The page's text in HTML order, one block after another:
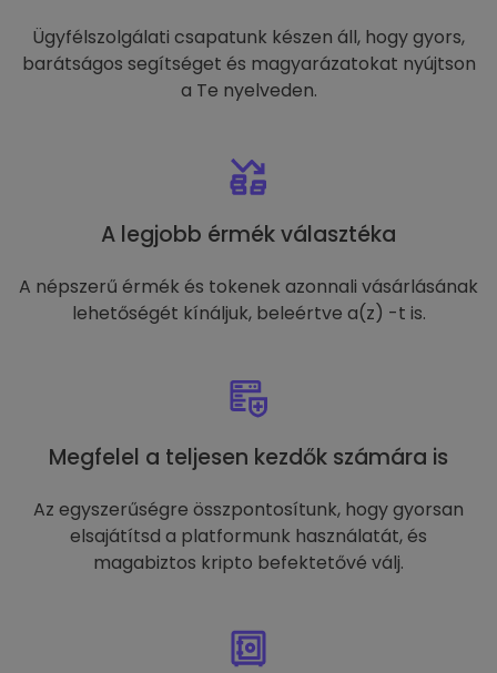
Ügyfélszolgálati csapatunk készen áll, hogy gyors,
barátságos segítséget és magyarázatokat nyújtson
a Te nyelveden.
A legjobb érmék választéka
A népszerű érmék és tokenek azonnali vásárlásának
lehetőségét kínáljuk, beleértve a(z) -t is.
Megfelel a teljesen kezdők számára is
Az egyszerűségre összpontosítunk, hogy gyorsan
elsajátítsd a platformunk használatát, és
magabiztos kripto befektetővé válj.